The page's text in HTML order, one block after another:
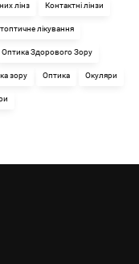
лінз Контактні лінзи
лікування
Оптика Здорового Зору
зору Оптика Окуляри